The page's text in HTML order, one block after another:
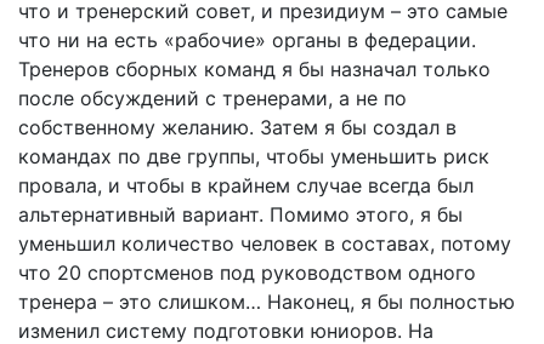
что и тренерский совет, и президиум – это самые
что ни на есть «рабочие» органы в федерации.
Тренеров сборных команд я бы назначал только
после обсуждений с тренерами, а не по
собственному желанию. Затем я бы создал в
командах по две группы, чтобы уменьшить риск
провала, и чтобы в крайнем случае всегда был
альтернативный вариант. Помимо этого, я бы
уменьшил количество человек в составах, потому
что 20 спортсменов под руководством одного
тренера – это слишком… Наконец, я бы полностью
изменил систему подготовки юниоров. На